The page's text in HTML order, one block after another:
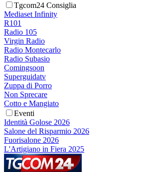
Tgcom24 Consiglia
Mediaset Infinity
R101
Radio 105
Virgin Radio
Radio Montecarlo
Radio Subasio
Comingsoon
Superguidatv
Zuppa di Porro
Non Sprecare
Cotto e Mangiato
Eventi
Identità Golose 2026
Salone del Risparmio 2026
Fuorisalone 2026
L'Artigiano in Fiera 2025